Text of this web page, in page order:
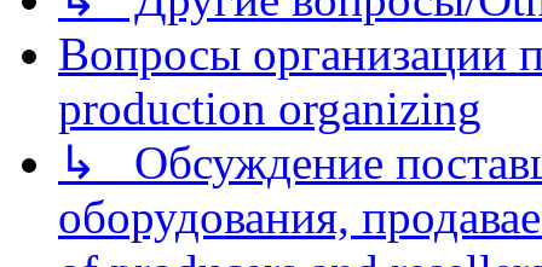
Вопросы организации
production organizing
↳ Обсуждение
оборудования,